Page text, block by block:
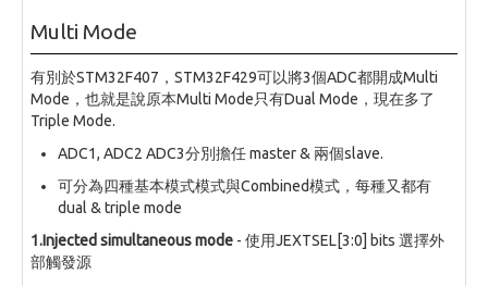
Multi Mode
有別於STM32F407，STM32F429可以將3個ADC都開成Multi
Mode，也就是說原本Multi Mode只有Dual Mode，現在多了
Triple Mode.
ADC1, ADC2 ADC3分別擔任 master & 兩個slave.
可分為四種基本模式模式與Combined模式，每種又都有
dual & triple mode
1.Injected simultaneous mode - 使用JEXTSEL[3:0] bits 選擇外
部觸發源